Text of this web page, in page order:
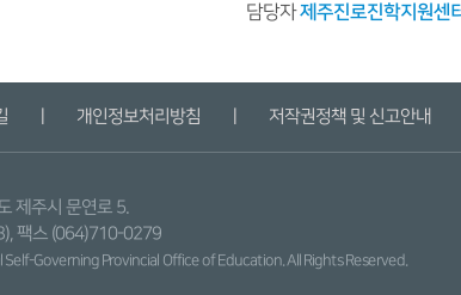
담당자제주진로진학지원
개인정보처리방침 저작권정책 및 신고안내
제주시 문연로 5.
팩스 (064)710-0279
Governing Provincial Office of Education. All Rights Reserved.